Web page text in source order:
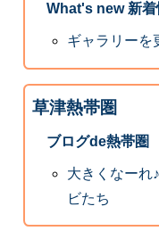
What's new 新着
ギャラリーを
草津熱帯圏
ブログde熱帯圏
大きくなーれ
ビたち